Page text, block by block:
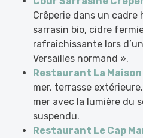
Crêperie dans un
sarrasin bio, cidre
rafraîchissante lors
Versailles normand ».
Restaurant La Maison
mer, terrasse
mer avec la lumière du
suspendu.
Restaurant Le Cap